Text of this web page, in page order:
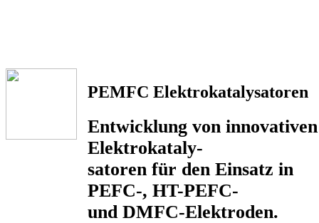
PEMFC Elektrokatalysatoren
Entwicklung von innovativen
Elektrokataly-
satoren für den Einsatz in
PEFC-, HT-PEFC-
und DMFC-Elektroden.